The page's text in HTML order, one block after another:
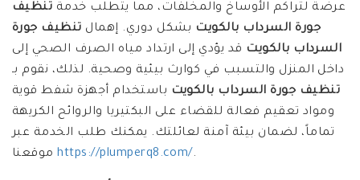
عرضة لتراكم الأوساخ والمخلفات، مما يتطلب خدمة تنظيف
جورة السرداب بالكويت بشكل دوري. إهمال تنظيف جورة
السرداب بالكويت قد يؤدي إلى ارتداد مياه الصرف الصحي إلى
داخل المنزل والتسبب في كوارث بيئية وصحية. لذلك، نقوم بـ
تنظيف جورة السرداب بالكويت باستخدام أجهزة شفط قوية
ومواد تعقيم فعالة للقضاء على البكتيريا والروائح الكريهة
تماماً، لضمان بيئة آمنة لعائلتك. يمكنك طلب الخدمة عبر
موقعناhttps://plumperq8.com/.